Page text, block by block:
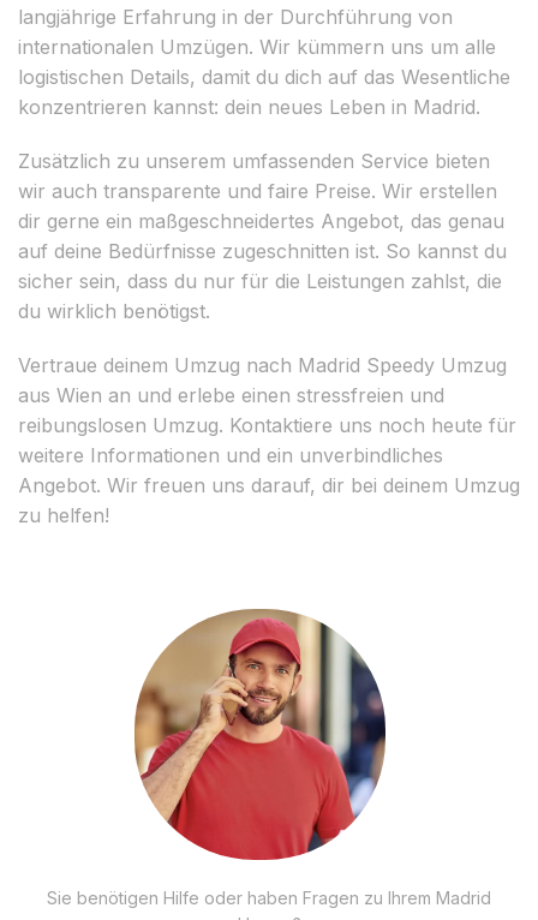
langjährige Erfahrung in der Durchführung von
internationalen Umzügen. Wir kümmern uns um alle
logistischen Details, damit du dich auf das Wesentliche
konzentrieren kannst: dein neues Leben in Madrid.
Zusätzlich zu unserem umfassenden Service bieten
wir auch transparente und faire Preise. Wir erstellen
dir gerne ein maßgeschneidertes Angebot, das genau
auf deine Bedürfnisse zugeschnitten ist. So kannst du
sicher sein, dass du nur für die Leistungen zahlst, die
du wirklich benötigst.
Vertraue deinem Umzug nach Madrid Speedy Umzug
aus Wien an und erlebe einen stressfreien und
reibungslosen Umzug. Kontaktiere uns noch heute für
weitere Informationen und ein unverbindliches
Angebot. Wir freuen uns darauf, dir bei deinem Umzug
zu helfen!
Sie benötigen Hilfe oder haben Fragen zu Ihrem Madrid